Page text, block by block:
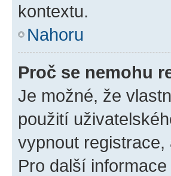
kontextu.
Nahoru
Proč se nemohu
Je možné, že
použití
vypnout
Pro další